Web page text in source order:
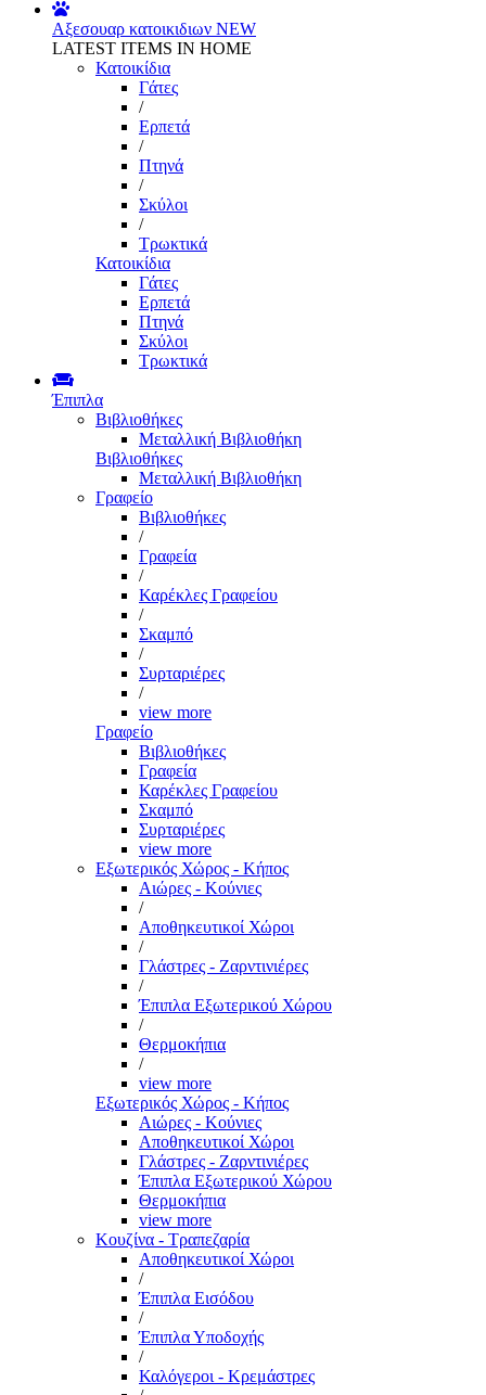
Αξεσουαρ κατοικιδιων NEW
LATEST ITEMS IN HOME
Κατοικίδια
Γάτες
/
Ερπετά
/
Πτηνά
/
Σκύλοι
/
Τρωκτικά
Κατοικίδια
Γάτες
Ερπετά
Πτηνά
Σκύλοι
Τρωκτικά
Έπιπλα
Βιβλιοθήκες
Μεταλλική Βιβλιοθήκη
Βιβλιοθήκες
Μεταλλική Βιβλιοθήκη
Γραφείο
Βιβλιοθήκες
/
Γραφεία
/
Καρέκλες Γραφείου
/
Σκαμπό
/
Συρταριέρες
/
view more
Γραφείο
Βιβλιοθήκες
Γραφεία
Καρέκλες Γραφείου
Σκαμπό
Συρταριέρες
view more
Εξωτερικός Χώρος - Κήπος
Αιώρες - Κούνιες
/
Αποθηκευτικοί Χώροι
/
Γλάστρες - Ζαρντινιέρες
/
Έπιπλα Εξωτερικού Χώρου
/
Θερμοκήπια
/
view more
Εξωτερικός Χώρος - Κήπος
Αιώρες - Κούνιες
Αποθηκευτικοί Χώροι
Γλάστρες - Ζαρντινιέρες
Έπιπλα Εξωτερικού Χώρου
Θερμοκήπια
view more
Κουζίνα - Τραπεζαρία
Αποθηκευτικοί Χώροι
/
Έπιπλα Εισόδου
/
Έπιπλα Υποδοχής
/
Καλόγεροι - Κρεμάστρες